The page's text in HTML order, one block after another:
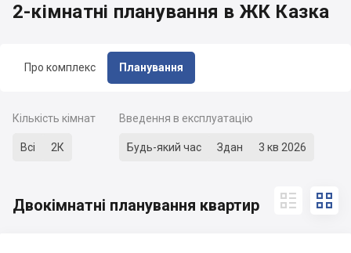
Про комплекс Планування
2-кімнатні планування в ЖК Казка
Кількість кімнат
Всі 2К
Введення в експлуатацію
Будь-який час Здан 3 кв 2026
Двокімнатні планування квартир  